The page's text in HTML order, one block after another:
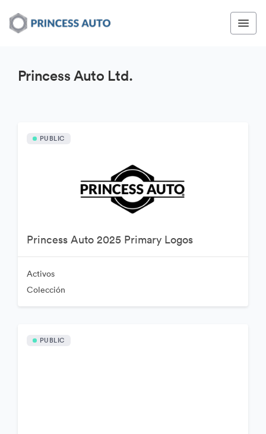
Princess Auto Ltd.
PUBLIC
Princess Auto 2025 Primary Logos
Activos
Colección
PUBLIC